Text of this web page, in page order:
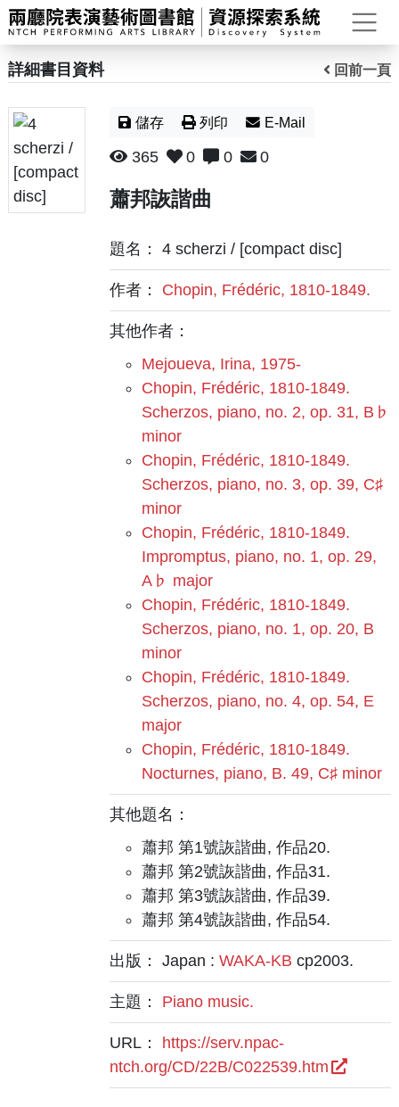
打
詳細書目資料 回前一頁
儲存 列印 E-Mail
365 0 0 0
蕭邦詼諧曲
題名： 4 scherzi / [compact disc]
作者： Chopin, Frédéric, 1810-1849.
其他作者：
Mejoueva, Irina, 1975-
Chopin, Frédéric, 1810-1849.
Scherzos, piano, no. 2, op. 31, B♭
minor
Chopin, Frédéric, 1810-1849.
Scherzos, piano, no. 3, op. 39, C♯
minor
Chopin, Frédéric, 1810-1849.
Impromptus, piano, no. 1, op. 29,
A♭ major
Chopin, Frédéric, 1810-1849.
Scherzos, piano, no. 1, op. 20, B
minor
Chopin, Frédéric, 1810-1849.
Scherzos, piano, no. 4, op. 54, E
major
Chopin, Frédéric, 1810-1849.
Nocturnes, piano, B. 49, C♯ minor
其他題名：
蕭邦 第1號詼諧曲, 作品20.
蕭邦 第2號詼諧曲, 作品31.
蕭邦 第3號詼諧曲, 作品39.
蕭邦 第4號詼諧曲, 作品54.
出版： Japan :WAKA-KB cp2003.
主題： Piano music.
URL： https://serv.npac-
ntch.org/CD/22B/C022539.htm